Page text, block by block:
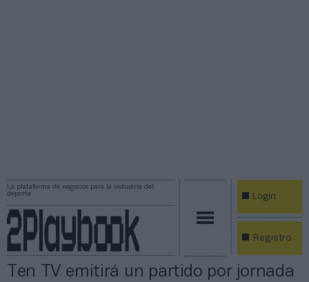
La plataforma de negocios para la industria del
deporte
Login
Registro
Ten TV emitirá un partido por jornada